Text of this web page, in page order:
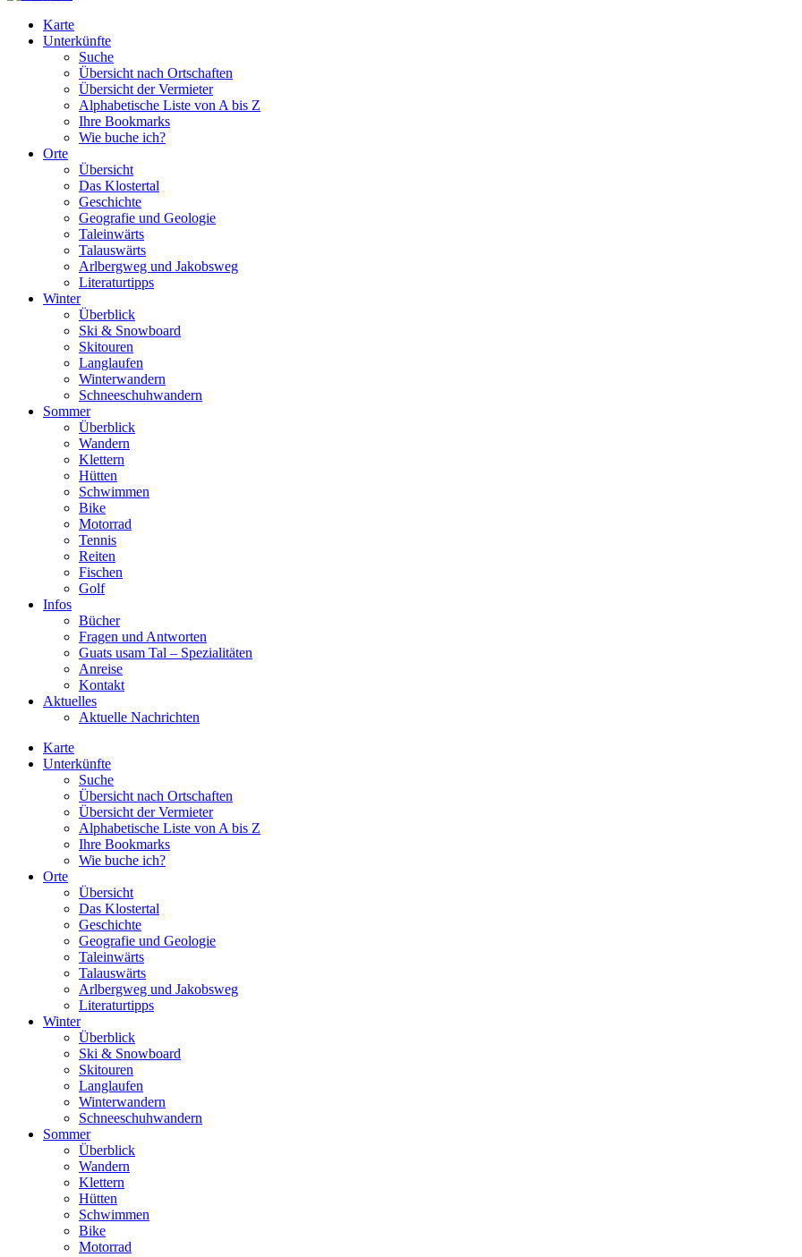
Karte
Unterkünfte
Suche
Übersicht nach Ortschaften
Übersicht der Vermieter
Alphabetische Liste von A bis Z
Ihre Bookmarks
Wie buche ich?
Orte
Übersicht
Das Klostertal
Geschichte
Geografie und Geologie
Taleinwärts
Talauswärts
Arlbergweg und Jakobsweg
Literaturtipps
Winter
Überblick
Ski & Snowboard
Skitouren
Langlaufen
Winterwandern
Schneeschuhwandern
Sommer
Überblick
Wandern
Klettern
Hütten
Schwimmen
Bike
Motorrad
Tennis
Reiten
Fischen
Golf
Infos
Bücher
Fragen und Antworten
Guats usam Tal – Spezialitäten
Anreise
Kontakt
Aktuelles
Aktuelle Nachrichten
Karte
Unterkünfte
Suche
Übersicht nach Ortschaften
Übersicht der Vermieter
Alphabetische Liste von A bis Z
Ihre Bookmarks
Wie buche ich?
Orte
Übersicht
Das Klostertal
Geschichte
Geografie und Geologie
Taleinwärts
Talauswärts
Arlbergweg und Jakobsweg
Literaturtipps
Winter
Überblick
Ski & Snowboard
Skitouren
Langlaufen
Winterwandern
Schneeschuhwandern
Sommer
Überblick
Wandern
Klettern
Hütten
Schwimmen
Bike
Motorrad